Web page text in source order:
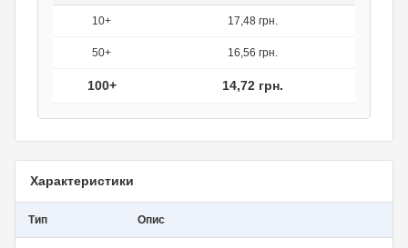
10+ 17,48 грн.
50+ 16,56 грн.
100+ 14,72 грн.
Характеристики
Тип Опис